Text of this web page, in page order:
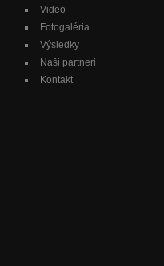
Video
Fotogaléria
Výsledky
Naši partneri
Kontakt